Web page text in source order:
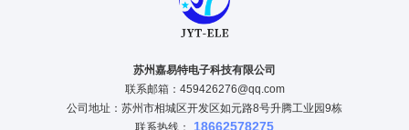
苏州嘉易特电子科技有限公司
联系邮箱：459426276@qq.com
公司地址：苏州市相城区开发区如元路8号升腾工业园9栋
联系热线：
18662578275